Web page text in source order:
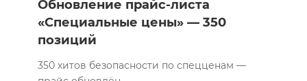
Обновление прайс-листа
«Специальные цены» — 350
позиций
350 хитов безопасности по спецценам —